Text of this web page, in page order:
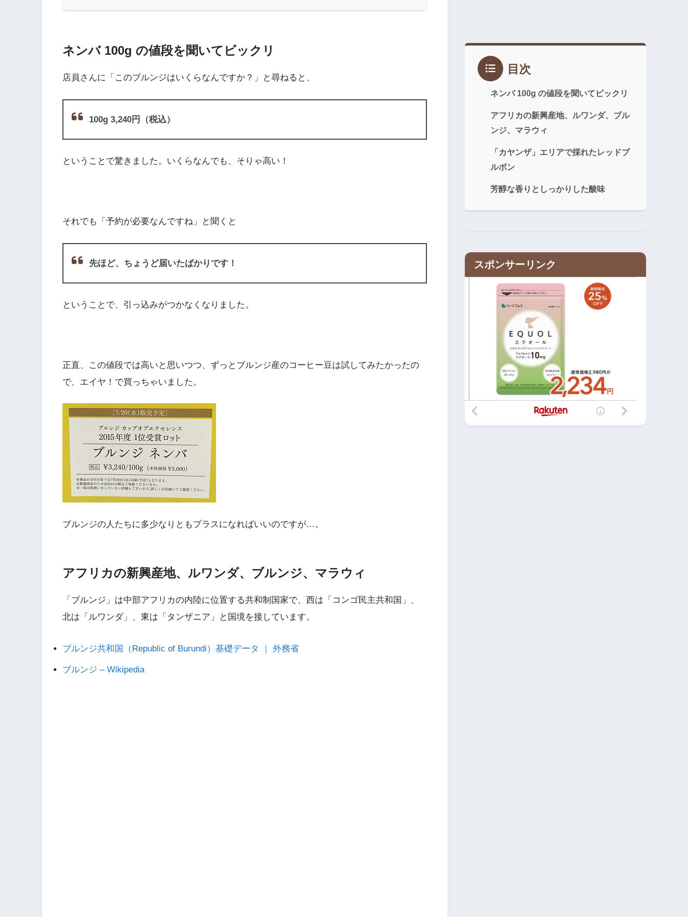
ネンバ 100g の値段を聞いてビックリ
店員さんに「このブルンジはいくらなんですか？」と尋ねると、
100g 3,240円（税込）
ということで驚きました。いくらなんでも、そりゃ高い！
それでも「予約が必要なんですね」と聞くと
先ほど、ちょうど届いたばかりです！
ということで、引っ込みがつかなくなりました。
正直、この値段では高いと思いつつ、ずっとブルンジ産のコーヒー豆は試してみたかったの
で、エイヤ！で買っちゃいました。
ブルンジの人たちに多少なりともプラスになればいいのですが…。
アフリカの新興産地、ルワンダ、ブルンジ、マラウィ
「ブルンジ」は中部アフリカの内陸に位置する共和制国家で、西は「コンゴ民主共和国」、
北は「ルワンダ」、東は「タンザニア」と国境を接しています。
ブルンジ共和国（Republic of Burundi）基礎データ ｜ 外務省
ブルンジ – Wikipedia
目次
ネンバ 100g の値段を聞いてビックリ
アフリカの新興産地、ルワンダ、ブル
ンジ、マラウィ
「カヤンザ」エリアで採れたレッドブ
ルボン
芳醇な香りとしっかりした酸味
スポンサーリンク